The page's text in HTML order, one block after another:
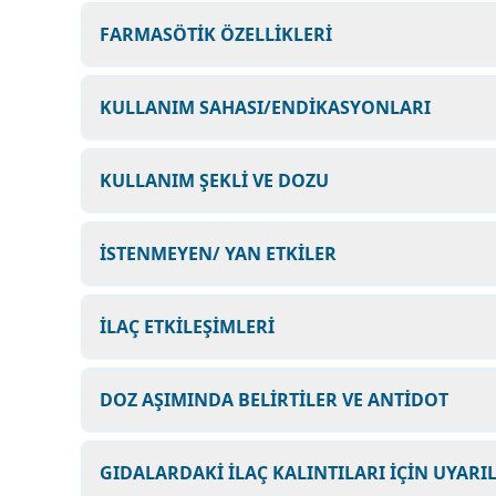
FARMASÖTİK ÖZELLİKLERİ
KULLANIM SAHASI/ENDİKASYONLARI
KULLANIM ŞEKLİ VE DOZU
İSTENMEYEN/ YAN ETKİLER
İLAÇ ETKİLEŞİMLERİ
DOZ AŞIMINDA BELİRTİLER VE ANTİDOT
GIDALARDAKİ İLAÇ KALINTILARI İÇİN